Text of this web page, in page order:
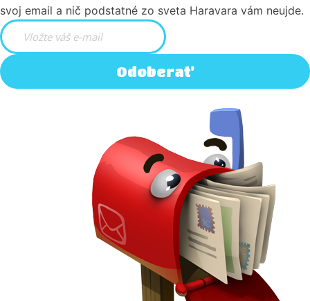
svoj email a nič podstatné zo sveta Haravara vám neujde.
Odoberať